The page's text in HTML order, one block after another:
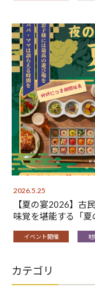
2026.5.25
【夏の宴2026】古
味覚を堪能する「
イベント開催 地
カテゴリ